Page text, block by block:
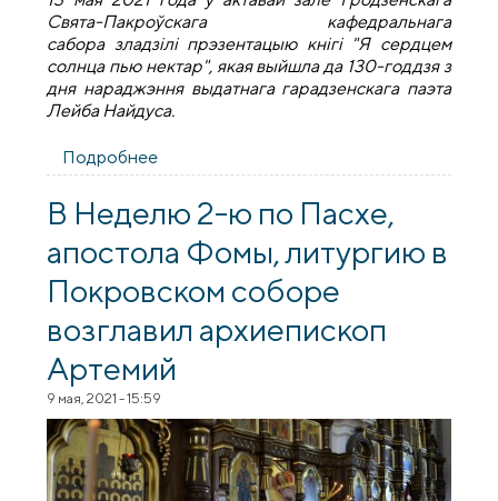
Свята-Пакроўскага кафедральнага
сабора зладзілі прэзентацыю кнігі "Я сердцем
солнца пью нектар", якая выйшла да 130-годдзя з
дня нараджэння выдатнага гарадзенскага паэта
Лейба Найдуса.
Подробнее
паэта Лейба Найдуса ў Пакроўскім
саборы адбылася прэзентацыя кнігі
В Неделю 2-ю по Пасхе,
апостола Фомы, литургию в
Покровском соборе
возглавил архиепископ
Артемий
9 мая, 2021 - 15:59